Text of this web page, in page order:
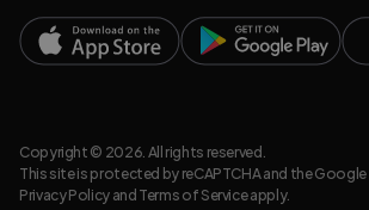
Copyright © 2026. All rights reserved.
This site is protected by reCAPTCHA and the Google
Privacy Policyand Terms of Serviceapply.